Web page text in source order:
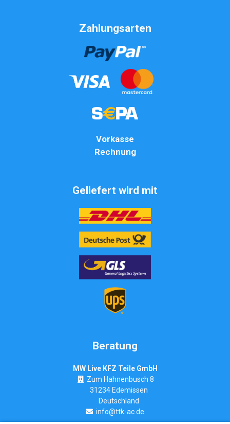
Zahlungsarten
Vorkasse
Rechnung
Geliefert wird mit
Beratung
MW Live KFZ Teile GmbH
Zum Hahnenbusch 8
31234 Edemissen
Deutschland
info@ttk-ac.de